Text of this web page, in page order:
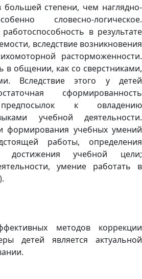
степени, чем наглядно-
словесно-логическое.
в результате
вследствие возникновения
расторможенности.
в общении, как со сверстниками,
Вследствие этого у детей
сформированность
предпосылок к овладению
учебной деятельности.
формирования учебных умений
работы, определения
учебной цели;
умение работать в
методов коррекции
детей является актуальной